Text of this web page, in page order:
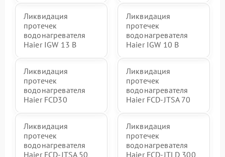
Ликвидация
протечек
водонагревателя
Haier IGW 13 B
Ликвидация
протечек
водонагревателя
Haier IGW 10 B
Ликвидация
протечек
водонагревателя
Haier FCD30
Ликвидация
протечек
водонагревателя
Haier FCD-JTSA 70
Ликвидация
протечек
водонагревателя
Haier FCD-JTSA 50
Ликвидация
протечек
водонагревателя
Haier FCD-JTLD 300